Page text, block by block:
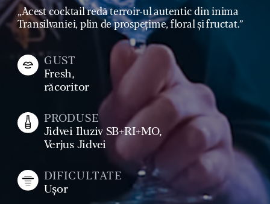
,,Acest cocktail redă terroir-ul autentic din inima
Transilvaniei, plin de prospețime, floral și fructat.”
GUST
Fresh,
răcoritor
PRODUSE
Jidvei Iluziv SB+RI+MO,
Verjus Jidvei
DIFICULTATE
Ușor